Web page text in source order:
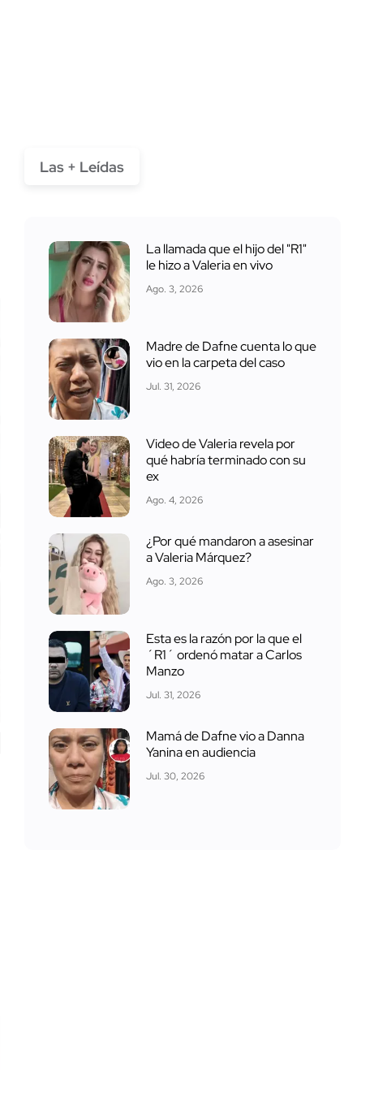
Las + Leídas
La llamada que el hijo del "R1"
le hizo a Valeria en vivo
Ago. 3, 2026
Madre de Dafne cuenta lo que
vio en la carpeta del caso
Jul. 31, 2026
Video de Valeria revela por
qué habría terminado con su
ex
Ago. 4, 2026
¿Por qué mandaron a asesinar
a Valeria Márquez?
Ago. 3, 2026
Esta es la razón por la que el
´R1´ ordenó matar a Carlos
Manzo
Jul. 31, 2026
Mamá de Dafne vio a Danna
Yanina en audiencia
Jul. 30, 2026